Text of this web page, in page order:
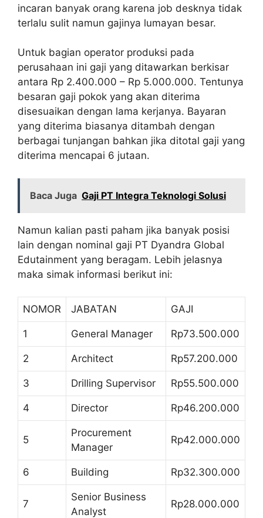
incaran banyak orang karena job desknya tidak
terlalu sulit namun gajinya lumayan besar.
Untuk bagian operator produksi pada
perusahaan ini gaji yang ditawarkan berkisar
antara Rp 2.400.000 – Rp 5.000.000. Tentunya
besaran gaji pokok yang akan diterima
disesuaikan dengan lama kerjanya. Bayaran
yang diterima biasanya ditambah dengan
berbagai tunjangan bahkan jika ditotal gaji yang
diterima mencapai 6 jutaan.
Baca Juga Gaji PT Integra Teknologi Solusi
Namun kalian pasti paham jika banyak posisi
lain dengan nominal gaji PT Dyandra Global
Edutainment yang beragam. Lebih jelasnya
maka simak informasi berikut ini:
NOMOR JABATAN GAJI
1 General Manager Rp73.500.000
2 Architect Rp57.200.000
3 Drilling Supervisor Rp55.500.000
4 Director Rp46.200.000
5
Procurement
Manager
Rp42.000.000
6 Building Rp32.300.000
7
Senior Business
Analyst
Rp28.000.000